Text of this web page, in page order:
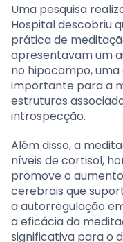
Uma pesquisa
Hospital descobriu
prática de
apresentavam um
no hipocampo,
importante para a
estruturas
introspecção.
Além disso, a
níveis de cortisol,
promove o
cerebrais que
a autorregulação
a eficácia da
significativa para o